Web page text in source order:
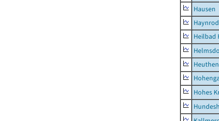
Hausen
Heilbad
Heuthen
Hohes